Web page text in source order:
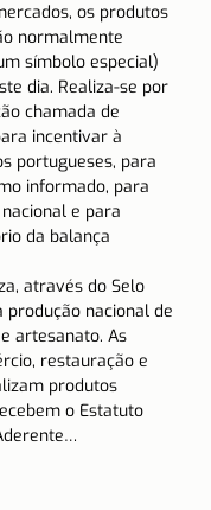
os produtos
normalmente
símbolo especial)
dia. Realiza-se por
chamada de
incentivar à
portugueses, para
informado, para
e para
da balança
através do Selo
produção nacional de
artesanato. As
restauração e
produtos
o Estatuto